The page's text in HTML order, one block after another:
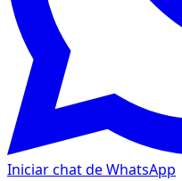
Iniciar chat de WhatsApp